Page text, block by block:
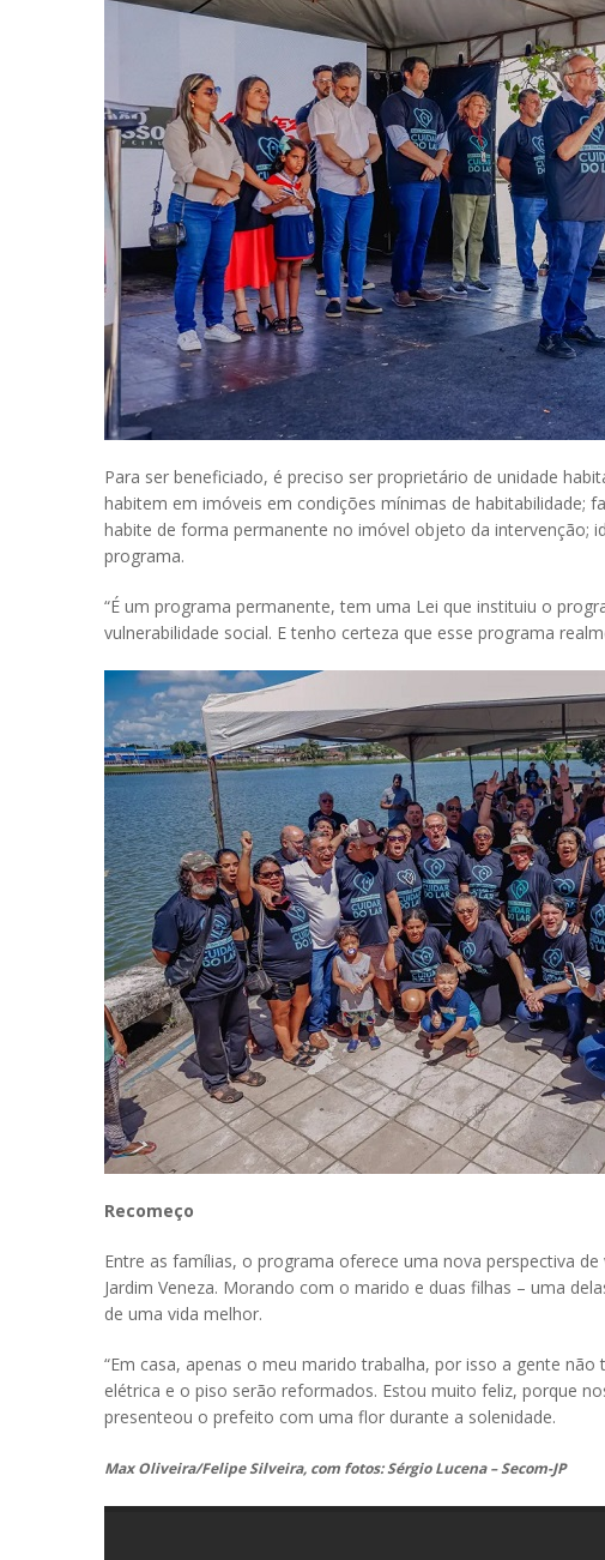
Para ser beneficiado, é preciso ser proprietário de unidade
habitem em imóveis em condições mínimas de habitabilidade;
habite de forma permanente no imóvel objeto da intervenção;
programa.
“É um programa permanente, tem uma Lei que instituiu o
vulnerabilidade social. E tenho certeza que esse programa
Recomeço
Entre as famílias, o programa oferece uma nova perspectiva
Jardim Veneza. Morando com o marido e duas filhas – uma
de uma vida melhor.
“Em casa, apenas o meu marido trabalha, por isso a gente
elétrica e o piso serão reformados. Estou muito feliz, porque
presenteou o prefeito com uma flor durante a solenidade.
Max Oliveira/Felipe Silveira, com fotos: Sérgio Lucena – Secom-JP